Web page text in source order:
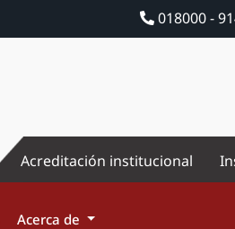
018000 -
Acreditación institucional
Acerca de